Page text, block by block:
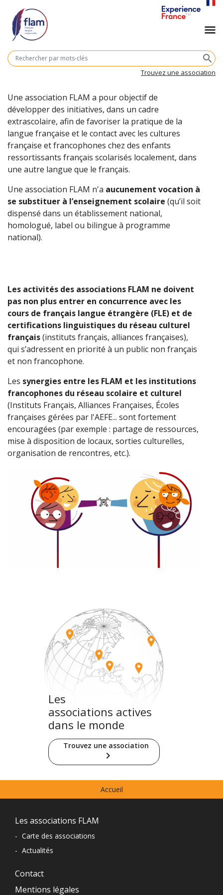
contenu
principal
Navigation
principalesearch
Trouvez une association
menu
Une association FLAM a pour objectif de
développer des initiatives, dans un cadre
extrascolaire, afin de favoriser la pratique de la
langue française et le contact avec les cultures
française et francophones chez des enfants
ressortissants français scolarisés localement, dans
une autre langue que le français.
Une association FLAM n'a aucunement vocation à
se substituer à l’enseignement scolaire (qu’il soit
dispensé dans un établissement national,
homologué, label ou bilingue à programme
national).
Les activités des associations FLAM ne doivent
pas non plus entrer en concurrence avec les
cours de français langue étrangère (FLE) et de
certifications linguistiques du réseau culturel
français(instituts français, alliances françaises),
qui s’adressent en priorité à un public non français
et non francophone.
Les synergies entre les FLAM et les institutions
francophones du réseau scolaire et culturel
(Instituts Français, Alliances Françaises, Écoles
françaises gérées par l'AEFE... sont fortement
encouragées (par exemple : partage de ressources,
mise à disposition de locaux, sorties culturelles,
organisation de rencontres, etc.).
Les
associations actives
dans le monde
Trouvez une association
keyboard_arrow_right
Accueil
Navigation
du
pied
de
Les associations FLAM
- Carte des associations
- Actualités
Contact
Mentions légales